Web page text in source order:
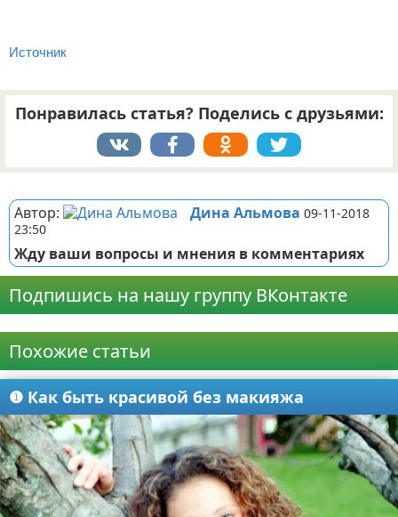
Источник
Понравилась статья? Поделись с друзьями:
Автор: Дина Альмова 09-11-2018
23:50
Жду ваши вопросы и мнения в комментариях
Подпишись на нашу группу ВКонтакте
Похожие статьи
❶ Как быть красивой без макияжа